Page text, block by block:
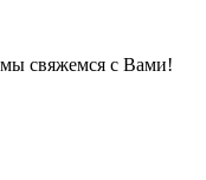
свяжемся с Вами!